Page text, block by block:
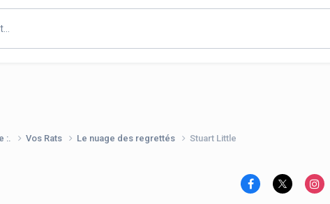
:. Vos Rats Le nuage des regrettés Stuart Little